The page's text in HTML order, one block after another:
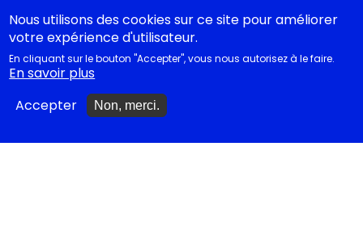
Ajouter un spectacle
Ajouter un événement
Emmanuel Macron
EN CLASSE
Nous utilisons des cookies sur ce site pour améliorer
votre expérience d'utilisateur.
En cliquant sur le bouton "Accepter", vous nous autorisez à le faire.
En savoir plus
Accepter
Non, merci.